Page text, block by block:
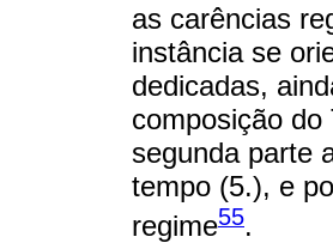
as carências
instância se
dedicadas,
composição
segunda parte
tempo (5.), e
regime55.